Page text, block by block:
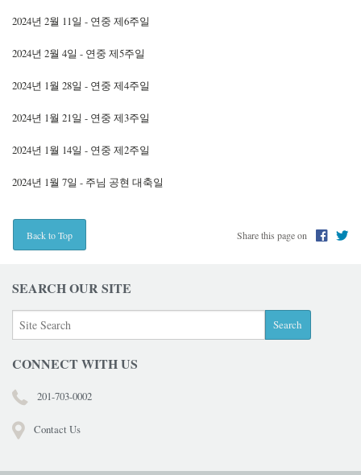
2024년 2월 11일 - 연중 제6주일
2024년 2월 4일 - 연중 제5주일
2024년 1월 28일 - 연중 제4주일
2024년 1월 21일 - 연중 제3주일
2024년 1월 14일 - 연중 제2주일
2024년 1월 7일 - 주님 공현 대축일
Back to Top Share this page on
SEARCH OUR SITE
CONNECT WITH US
201-703-0002
Contact Us